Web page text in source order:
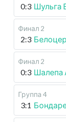
0:3 Шульга
Финал 2
2:3
Финал 2
0:3 Шалепа
Группа 4
3:1